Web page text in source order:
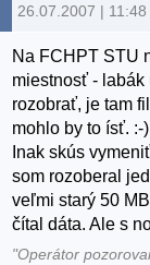
26.07.2007 | 11:48
Na FCHPT STU
miestnosť - labák
rozobrať, je tam
mohlo by to ísť. :-)
Inak skús
som rozoberal
veľmi starý 50
čítal dáta. Ale s
"Operátor